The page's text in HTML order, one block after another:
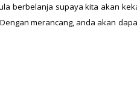
berbelanja supaya kita akan
merancang, anda akan